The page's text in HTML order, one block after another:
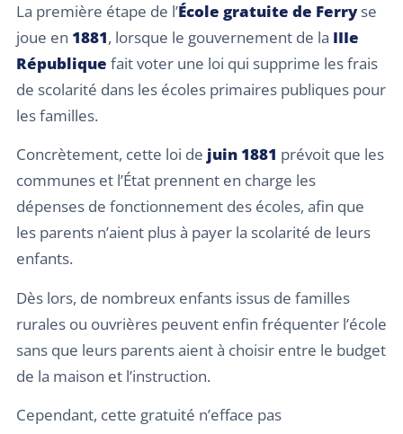
La première étape de l’École gratuite de Ferryse
joue en 1881, lorsque le gouvernement de la IIIe
République fait voter une loi qui supprime les frais
de scolarité dans les écoles primaires publiques pour
les familles.
Concrètement, cette loi de juin 1881 prévoit que les
communes et l’État prennent en charge les
dépenses de fonctionnement des écoles, afin que
les parents n’aient plus à payer la scolarité de leurs
enfants.
Dès lors, de nombreux enfants issus de familles
rurales ou ouvrières peuvent enfin fréquenter l’école
sans que leurs parents aient à choisir entre le budget
de la maison et l’instruction.
Cependant, cette gratuité n’efface pas